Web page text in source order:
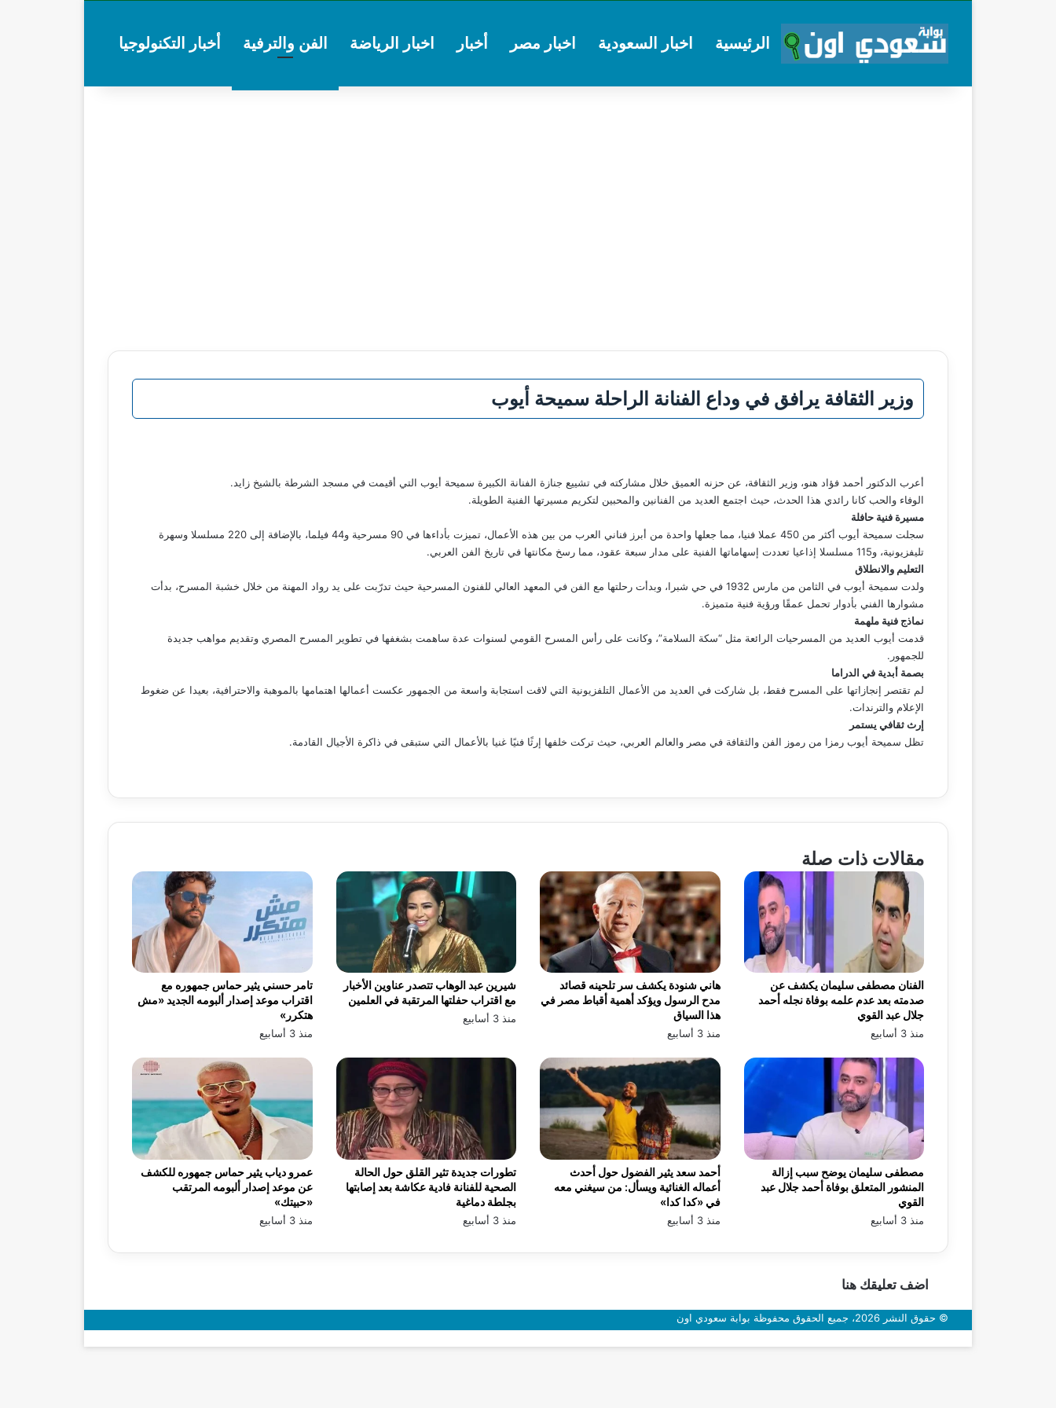
الرئيسية اخبار السعودية اخبار مصر أخبار اخبار الرياضة الفن والترفية أخبار التكنولوجيا
وزير الثقافة يرافق في وداع الفنانة الراحلة سميحة أيوب
أعرب الدكتور أحمد فؤاد هنو، وزير الثقافة، عن حزنه العميق خلال مشاركته في تشييع جنازة الفنانة الكبيرة سميحة أيوب التي أقيمت في مسجد الشرطة بالشيخ زايد.
الوفاء والحب كانا رائدي هذا الحدث، حيث اجتمع العديد من الفنانين والمحبين لتكريم مسيرتها الفنية الطويلة.
مسيرة فنية حافلة
سجلت سميحة أيوب أكثر من 450 عملا فنيا، مما جعلها واحدة من أبرز فناني العرب من بين هذه الأعمال، تميزت بأداءها في 90 مسرحية و44 فيلما، بالإضافة إلى 220 مسلسلا وسهرة
تليفزيونية، و115 مسلسلا إذاعيا تعددت إسهاماتها الفنية على مدار سبعة عقود، مما رسخ مكانتها في تاريخ الفن العربي.
التعليم والانطلاق
ولدت سميحة أيوب في الثامن من مارس 1932 في حي شبرا، وبدأت رحلتها مع الفن في المعهد العالي للفنون المسرحية حيث تدرّبت على يد رواد المهنة من خلال خشبة المسرح، بدأت
مشوارها الفني بأدوار تحمل عمقًا ورؤية فنية متميزة.
نماذج فنية ملهمة
قدمت أيوب العديد من المسرحيات الرائعة مثل “سكة السلامة”، وكانت على رأس المسرح القومي لسنوات عدة ساهمت بشغفها في تطوير المسرح المصري وتقديم مواهب جديدة
للجمهور.
بصمة أبدية في الدراما
لم تقتصر إنجازاتها على المسرح فقط، بل شاركت في العديد من الأعمال التلفزيونية التي لاقت استجابة واسعة من الجمهور عكست أعمالها اهتمامها بالموهبة والاحترافية، بعيدا عن ضغوط
الإعلام والترندات.
إرث ثقافي يستمر
تظل سميحة أيوب رمزا من رموز الفن والثقافة في مصر والعالم العربي، حيث تركت خلفها إرثًا فنيًا غنيا بالأعمال التي ستبقى في ذاكرة الأجيال القادمة.
مقالات ذات صلة
تامر حسني يثير حماس جمهوره مع
اقتراب موعد إصدار ألبومه الجديد «مش
هتكرر»
منذ 3 أسابيع
شيرين عبد الوهاب تتصدر عناوين الأخبار
مع اقتراب حفلتها المرتقبة في العلمين
منذ 3 أسابيع
هاني شنودة يكشف سر تلحينه قصائد
مدح الرسول ويؤكد أهمية أقباط مصر في
هذا السياق
منذ 3 أسابيع
الفنان مصطفى سليمان يكشف عن
صدمته بعد عدم علمه بوفاة نجله أحمد
جلال عبد القوي
منذ 3 أسابيع
عمرو دياب يثير حماس جمهوره للكشف
عن موعد إصدار ألبومه المرتقب
«حبيتك»
منذ 3 أسابيع
تطورات جديدة تثير القلق حول الحالة
الصحية للفنانة فادية عكاشة بعد إصابتها
بجلطة دماغية
منذ 3 أسابيع
أحمد سعد يثير الفضول حول أحدث
أعماله الغنائية ويسأل: من سيغني معه
في «كدا كدا»
منذ 3 أسابيع
مصطفى سليمان يوضح سبب إزالة
المنشور المتعلق بوفاة أحمد جلال عبد
القوي
منذ 3 أسابيع
اضف تعليقك هنا
© حقوق النشر 2026، جميع الحقوق محفوظة بوابة سعودي اون